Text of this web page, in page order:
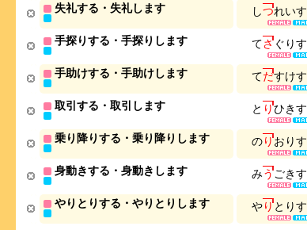
失礼する・失礼します しつれいす
手探りする・手探りします てさぐ りす
手助けする・手助けします てだすけす
取引する・取引します と りひきす
乗り降りする・乗り降りします のりお りす
身動きする・身動きします みうごきす
やりとりする・やりとりします やりと りす